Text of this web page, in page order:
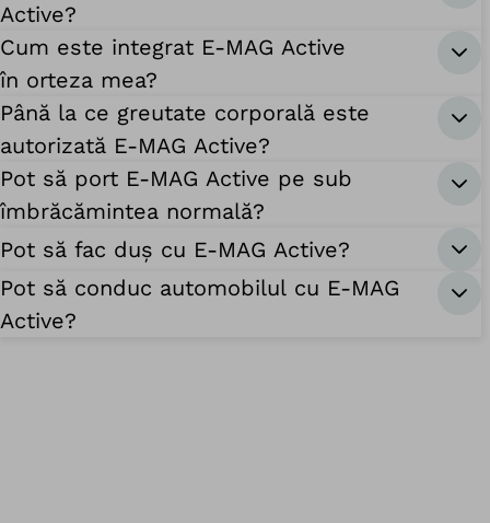
Active?
Cum este integrat E-MAG Active
în orteza mea?
Până la ce greutate corporală este
autorizată E-MAG Active?
Pot să port E-MAG Active pe sub
îmbrăcămintea normală?
Pot să fac duș cu E-MAG Active?
Pot să conduc automobilul cu E-MAG
Active?